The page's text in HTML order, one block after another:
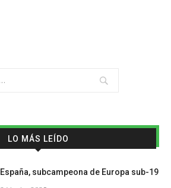
LO MÁS LEÍDO
España, subcampeona de Europa sub-19